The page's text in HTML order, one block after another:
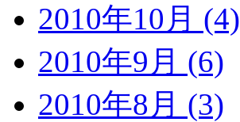
2010年10月 (4)
2010年9月 (6)
2010年8月 (3)